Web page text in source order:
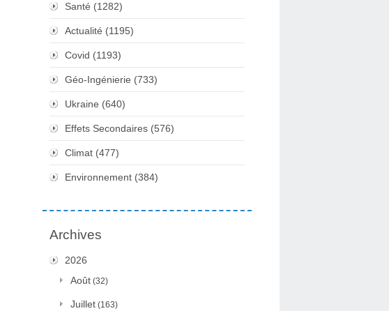
Santé (1282)
Actualité (1195)
Covid (1193)
Géo-Ingénierie (733)
Ukraine (640)
Effets Secondaires (576)
Climat (477)
Environnement (384)
Archives
2026
Août (32)
Juillet (163)